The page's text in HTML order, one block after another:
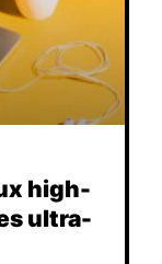
high-
ultra-